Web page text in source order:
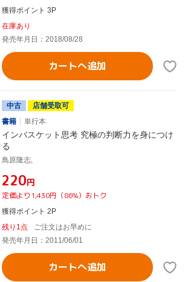
獲得ポイント 3P
在庫あり
発売年月日：2018/08/28
カートへ追加
中古
店舗受取可
書籍
単行本
インバスケット思考 究極の判断力を身につけ
る
鳥原隆志,
¥220円
定価より1,430円（86%）おトク
獲得ポイント 2P
残り1点
ご注文はお早めに
発売年月日：2011/06/01
カートへ追加